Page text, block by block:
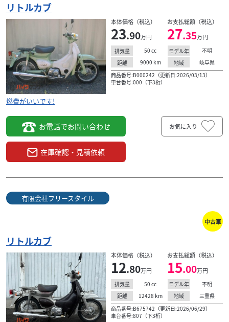
ホンダ
リトルカブ キャブ仕様、前後タイヤ新品付きです。
本体価格:15.80 万円 （税込）
キャブ仕様です。前後タイヤ新品付きです。 当店はオフ
ロード、カブ系を得意としているお店です。 安心してお乗
りして頂く為にも納車整備をした状態でお渡...
ホンダ ユーメディア湘南
リトルカブ
本体価格:31.24万円（税込）
リトルカブ
本体価格（税込）
23.90万円
お支払総額（税込）
27.35万円
排気量 50 cc モデル年
不明
距離
9000 km 地域
岐阜県
商品番号:B000242（更新日:2026/03/13）
車台番号:000（下3桁）
燃費がいいです!
お電話でお問い合わせ
在庫確認・見積依頼
お気に入り
有限会社フリースタイル
中古車
リトルカブ
本体価格（税込）
12.80万円
お支払総額（税込）
15.00万円
排気量 50 cc モデル年
不明
距離
12428 km 地域
三重県
商品番号:B675742（更新日:2026/06/29）
車台番号:807（下3桁）